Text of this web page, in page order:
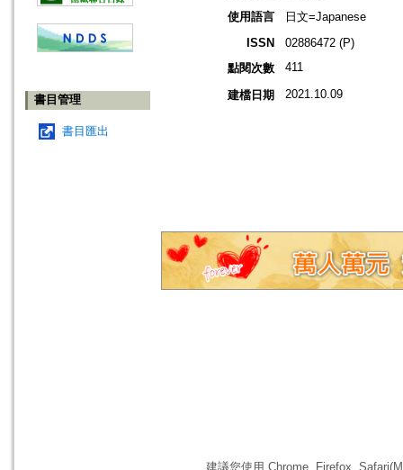
書目管理
書目匯出
使用語言
日文=Japanese
ISSN
02886472 (P)
點閱次數
411
建檔日期 2021.10.09
建議您使用 Chrome, Firefox,